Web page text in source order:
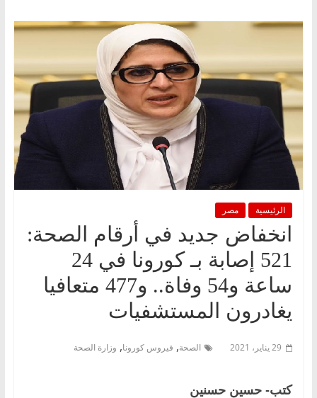
الرئيسية مصر
انخفاض جديد في أرقام الصحة:
521 إصابة بـ كورونا في 24
ساعة و54 وفاة.. و477 متعافيا
يغادرون المستشفيات
29 يناير، 2021 الصحة, فيروس كورونا, وزارة الصحة
كتب- حسين حسنين